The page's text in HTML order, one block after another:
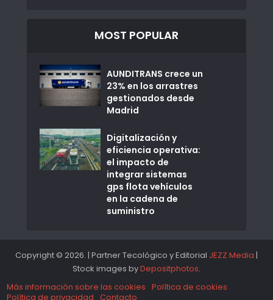
MOST POPULAR
AUNDITRANS crece un
23% en los arrastres
gestionados desde
Madrid
Digitalización y
eficiencia operativa:
el impacto de
integrar sistemas
gps flota vehículos
en la cadena de
suministro
Copyright © 2026. | Partner Tecológico y Editorial JEZZ Media |
Stock images byDepositphotos.
Más información sobre las cookies Política de cookies
Política de privacidad Contacto